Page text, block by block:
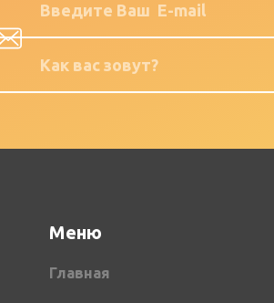
Меню
Главная